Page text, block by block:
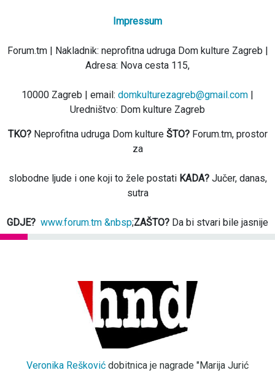
Impressum
Forum.tm | Nakladnik: neprofitna udruga Dom kulture Zagreb |
Adresa: Nova cesta 115,
10000 Zagreb | email: domkulturezagreb@gmail.com
Uredništvo: Dom kulture Zagreb
TKO?Neprofitna udruga Dom kulture ŠTO?Forum.tm, prostor
za
slobodne ljude i one koji to žele postati KADA?Jučer, danas,
sutra
GDJE? www.forum.tm &nbsp;ZAŠTO? Da bi stvari bile jasnije
Veronika Rešković dobitnica je nagrade "Marija Jurić